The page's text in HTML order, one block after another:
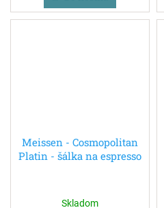
Meissen - Cosmopolitan
Platin - šálka na espresso
Skladom